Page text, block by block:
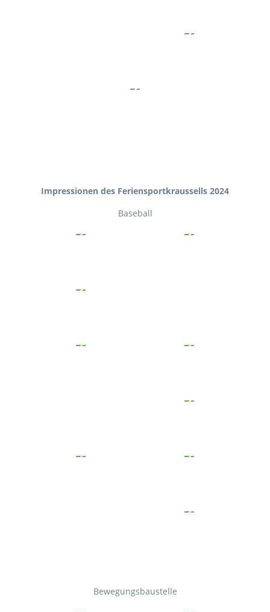
Impressionen des Feriensportkraussells 2024
Baseball
Bewegungsbaustelle